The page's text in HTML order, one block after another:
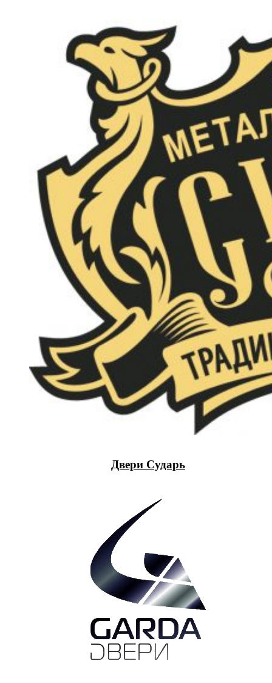
Двери Сударь